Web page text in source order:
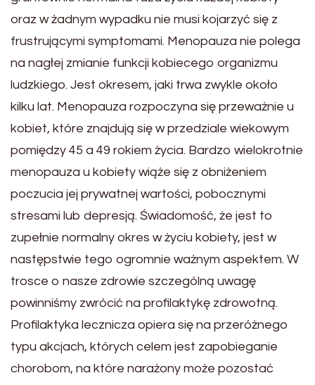
oraz w żadnym wypadku nie musi kojarzyć się z
frustrującymi symptomami. Menopauza nie polega
na nagłej zmianie funkcji kobiecego organizmu
ludzkiego. Jest okresem, jaki trwa zwykle około
kilku lat. Menopauza rozpoczyna się przeważnie u
kobiet, które znajdują się w przedziale wiekowym
pomiędzy 45 a 49 rokiem życia. Bardzo wielokrotnie
menopauza u kobiety wiąże się z obniżeniem
poczucia jej prywatnej wartości, pobocznymi
stresami lub depresją. Świadomość, że jest to
zupełnie normalny okres w życiu kobiety, jest w
następstwie tego ogromnie ważnym aspektem. W
trosce o nasze zdrowie szczególną uwagę
powinniśmy zwrócić na profilaktykę zdrowotną.
Profilaktyka lecznicza opiera się na przeróżnego
typu akcjach, których celem jest zapobieganie
chorobom, na które narażony może pozostać